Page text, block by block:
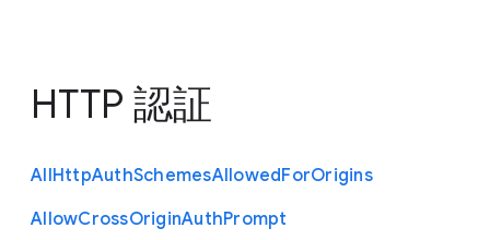
HTTP 認証
AllHttpAuthSchemesAllowedForOrigins
AllowCrossOriginAuthPrompt